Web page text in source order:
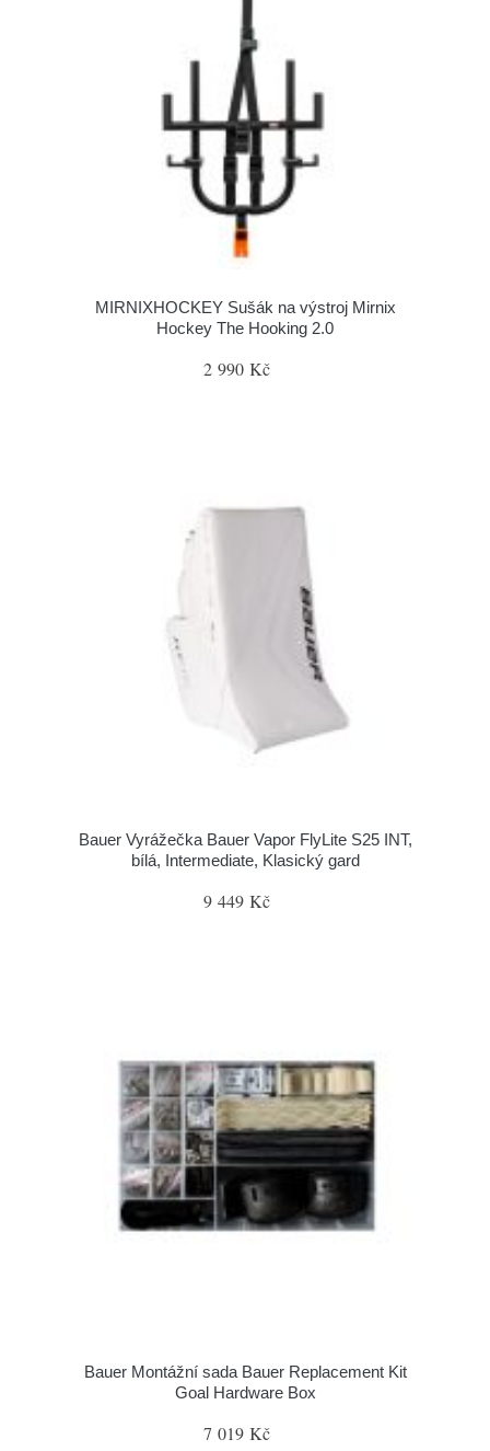
MIRNIXHOCKEY Sušák na výstroj Mirnix
Hockey The Hooking 2.0
2 990 Kč
Bauer Vyrážečka Bauer Vapor FlyLite S25 INT,
bílá, Intermediate, Klasický gard
9 449 Kč
Bauer Montážní sada Bauer Replacement Kit
Goal Hardware Box
7 019 Kč